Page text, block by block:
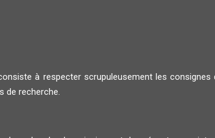
à respecter scrupuleusement les
de recherche.